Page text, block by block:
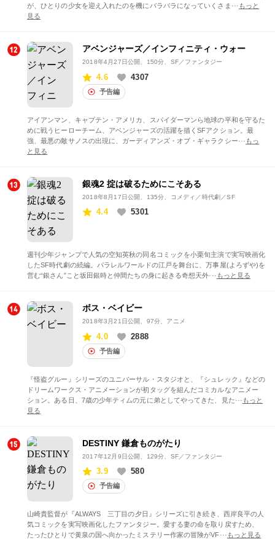
が、ひとりの少女を迎え入れたのを機にバラバラになっていくさま··· もっと
見る
アベンジャーズ／インフィニティ・ウォー
2018年4月27日公開 、150分、SF／ファンタジー
4.6 4307
予告編
アイアンマン、キャプテン・アメリカ、スパイダーマンら地球の平和を守るた
めに戦うヒーローチーム、アベンジャーズの活躍を描くSFアクション。最
強、最悪の敵サノスの出現に、ガーディアンズ・オブ・ギャラクシー··· もっ
と見る
銀魂2 掟は破るためにこそある
2018年8月17日公開 、135分、コメディ／時代劇／SF
4.4 5301
週刊少年ジャンプで人気の空知英秋の同名コミックを小栗旬主演で実写映画化
したSF時代劇の続編。パラレルワールドの江戸を舞台に、万事屋(よろずや)を
営む“銀さん”こと坂田銀時と仲間たちの身に起きる奇想天外··· もっと見る
ボス・ベイビー
2018年3月21日公開 、97分、アニメ
4.0 2888
予告編
『怪盗グルー』シリーズのユニバーサル・スタジオと、『シュレック』などの
ドリームワークス・アニメーションが初タッグを組んだコミカルなアニメー
ション。ある日、7歳の少年ティムの元に弟としてやってきた、見た··· もっと
見る
DESTINY 鎌倉ものがたり
2017年12月9日公開 、129分、SF／ファンタジー
3.9 580
予告編
山崎貴監督が『ALWAYS 三丁目の夕日』シリーズに引き続き、西岸良平の人
気コミックを実写映画化したファンタジー。愛する妻の命を取り戻すため、
たったひとりで黄泉の国へ向かったミステリー作家の冒険がVF··· もっと見る